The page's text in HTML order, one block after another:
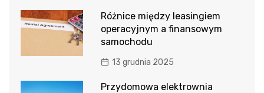
Różnice między leasingiem
operacyjnym a finansowym
samochodu
13 grudnia 2025
Przydomowa elektrownia